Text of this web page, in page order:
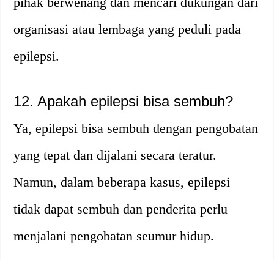
organisasi atau lembaga yang peduli pada
epilepsi.
12. Apakah epilepsi bisa sembuh?
Ya, epilepsi bisa sembuh dengan pengobatan
yang tepat dan dijalani secara teratur.
Namun, dalam beberapa kasus, epilepsi
tidak dapat sembuh dan penderita perlu
menjalani pengobatan seumur hidup.